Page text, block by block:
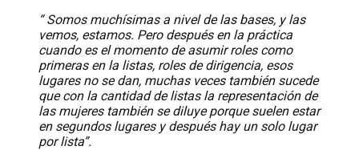
“ Somos muchísimas a nivel de las bases, y las
vemos, estamos. Pero después en la práctica
cuando es el momento de asumir roles como
primeras en la listas, roles de dirigencia, esos
lugares no se dan, muchas veces también sucede
que con la cantidad de listas la representación de
las mujeres también se diluye porque suelen estar
en segundos lugares y después hay un solo lugar
por lista”.